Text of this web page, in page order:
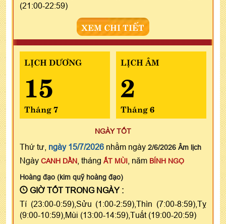
(21:00-22:59)
XEM CHI TIẾT
LỊCH DƯƠNG
15
Tháng 7
LỊCH ÂM
2
Tháng 6
NGÀY TỐT
Thứ tư, ngày 15/7/2026 nhằm ngày 2/6/2026 Âm lịch
Ngày CANH DẦN , tháng ẤT MÙI , năm BÍNH NGỌ
Hoàng đạo (kim quỹ hoàng đạo)
GIỜ TỐT TRONG NGÀY :
Tí (23:00-0:59),Sửu (1:00-2:59),Thìn (7:00-8:59),Tỵ
(9:00-10:59),Mùi (13:00-14:59),Tuất (19:00-20:59)